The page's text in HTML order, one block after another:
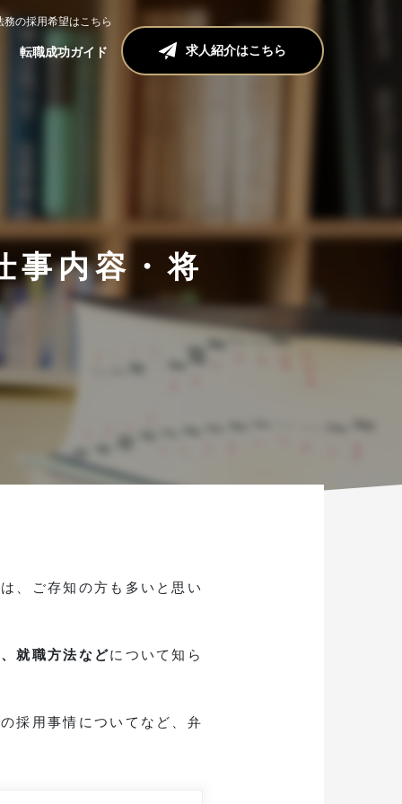
務の採用希望はこちら
転職成功ガイド 求人紹介はこちら
事内容・将
、ご存知の方も多いと思い
就職方法などについて知ら
採用事情についてなど、弁